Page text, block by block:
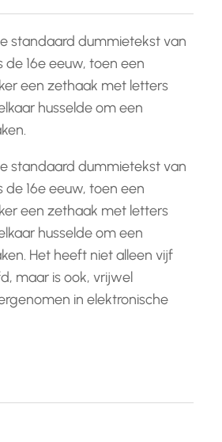
standaard dummietekst van
de 16e eeuw, toen een
een zethaak met letters
husselde om een
standaard dummietekst van
de 16e eeuw, toen een
een zethaak met letters
husselde om een
Het heeft niet alleen vijf
maar is ook, vrijwel
in elektronische